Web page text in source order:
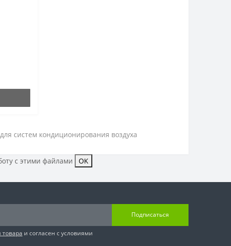
систем кондиционирования воздуха
с этими файлами OK
Подписаться
товара и согласен с условиями